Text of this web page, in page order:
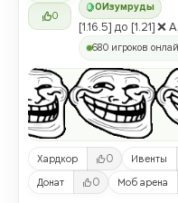
0
0 Изумруды
[1.16.5] до [1.21] ❌
680 игроков
Хардкор 0 Ивенты
Донат 0 Моб арена